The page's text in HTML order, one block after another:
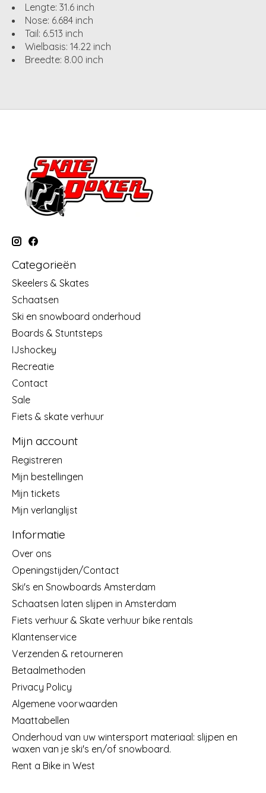
Lengte: 31.6 inch
Nose: 6.684 inch
Tail: 6.513 inch
Wielbasis: 14.22 inch
Breedte: 8.00 inch
Categorieën
Skeelers & Skates
Schaatsen
Ski en snowboard onderhoud
Boards & Stuntsteps
IJshockey
Recreatie
Contact
Sale
Fiets & skate verhuur
Mijn account
Registreren
Mijn bestellingen
Mijn tickets
Mijn verlanglijst
Informatie
Over ons
Openingstijden/Contact
Ski's en Snowboards Amsterdam
Schaatsen laten slijpen in Amsterdam
Fiets verhuur & Skate verhuur bike rentals
Klantenservice
Verzenden & retourneren
Betaalmethoden
Privacy Policy
Algemene voorwaarden
Maattabellen
Onderhoud van uw wintersport materiaal: slijpen en
waxen van je ski's en/of snowboard.
Rent a Bike in West